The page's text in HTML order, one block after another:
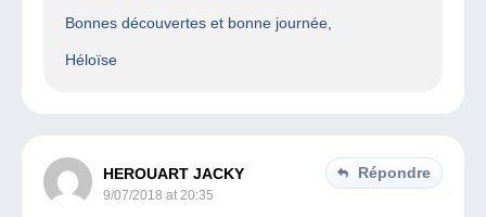
Bonnes découvertes et bonne journée,
Héloïse
HEROUART JACKY
9/07/2018 at 20:35
Répondre